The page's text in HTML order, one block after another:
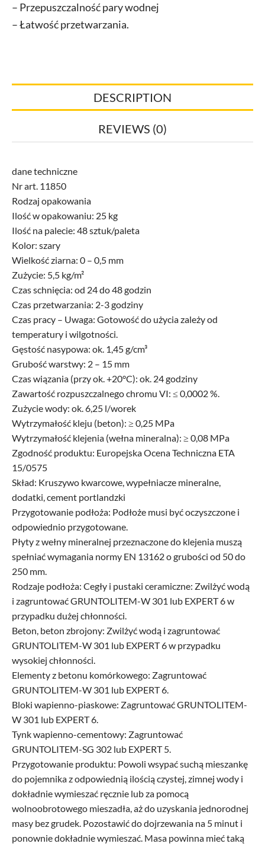
– Przepuszczalność pary wodnej
– Łatwość przetwarzania.
DESCRIPTION
REVIEWS (0)
dane techniczne
Nr art. 11850
Rodzaj opakowania
Ilość w opakowaniu: 25 kg
Ilość na palecie: 48 sztuk/paleta
Kolor: szary
Wielkość ziarna: 0 – 0,5 mm
Zużycie: 5,5 kg/m²
Czas schnięcia: od 24 do 48 godzin
Czas przetwarzania: 2-3 godziny
Czas pracy – Uwaga: Gotowość do użycia zależy od
temperatury i wilgotności.
Gęstość nasypowa: ok. 1,45 g/cm³
Grubość warstwy: 2 – 15 mm
Czas wiązania (przy ok. +20°C): ok. 24 godziny
Zawartość rozpuszczalnego chromu VI: ≤ 0,0002 %.
Zużycie wody: ok. 6,25 l/worek
Wytrzymałość kleju (beton): ≥ 0,25 MPa
Wytrzymałość klejenia (wełna mineralna): ≥ 0,08 MPa
Zgodność produktu: Europejska Ocena Techniczna ETA
15/0575
Skład: Kruszywo kwarcowe, wypełniacze mineralne,
dodatki, cement portlandzki
Przygotowanie podłoża: Podłoże musi być oczyszczone i
odpowiednio przygotowane.
Płyty z wełny mineralnej przeznaczone do klejenia muszą
spełniać wymagania normy EN 13162 o grubości od 50 do
250 mm.
Rodzaje podłoża: Cegły i pustaki ceramiczne: Zwilżyć wodą
i zagruntować GRUNTOLITEM-W 301 lub EXPERT 6 w
przypadku dużej chłonności.
Beton, beton zbrojony: Zwilżyć wodą i zagruntować
GRUNTOLITEM-W 301 lub EXPERT 6 w przypadku
wysokiej chłonności.
Elementy z betonu komórkowego: Zagruntować
GRUNTOLITEM-W 301 lub EXPERT 6.
Bloki wapienno-piaskowe: Zagruntować GRUNTOLITEM-
W 301 lub EXPERT 6.
Tynk wapienno-cementowy: Zagruntować
GRUNTOLITEM-SG 302 lub EXPERT 5.
Przygotowanie produktu: Powoli wsypać suchą mieszankę
do pojemnika z odpowiednią ilością czystej, zimnej wody i
dokładnie wymieszać ręcznie lub za pomocą
wolnoobrotowego mieszadła, aż do uzyskania jednorodnej
masy bez grudek. Pozostawić do dojrzewania na 5 minut i
ponownie dokładnie wymieszać. Masa powinna mieć taką